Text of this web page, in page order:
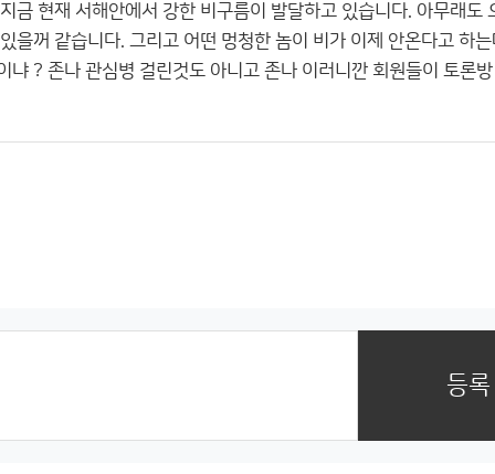
현재 서해안에서 강한 비구름이 발달하고 있습니다. 아무래도
꺼 같습니다. 그리고 어떤 멍청한 놈이 비가 이제 안온다고 하
? 존나 관심병 걸린것도 아니고 존나 이러니깐 회원들이 토론
등록